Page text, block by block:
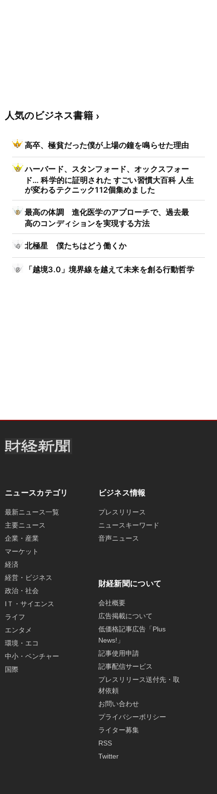
人気のビジネス書籍
高卒、極貧だった僕が上場の鐘を鳴らせた理由
ハーバード、スタンフォード、オックスフォー
ド… 科学的に証明された すごい習慣大百科 人生
が変わるテクニック112個集めました
最高の体調 進化医学のアプローチで、過去最
高のコンディションを実現する方法
北極星 僕たちはどう働くか
「越境3.0」境界線を越えて未来を創る行動哲学
ニュースカテゴリ
最新ニュース一覧
主要ニュース
企業・産業
マーケット
経済
経営・ビジネス
政治・社会
IＴ・サイエンス
ライフ
エンタメ
環境・エコ
中小・ベンチャー
国際
ビジネス情報
プレスリリース
ニュースキーワード
音声ニュース
財経新聞について
会社概要
広告掲載について
低価格記事広告「Plus
News!」
記事使用申請
記事配信サービス
プレスリリース送付先・取
材依頼
お問い合わせ
プライバシーポリシー
ライター募集
RSS
Twitter